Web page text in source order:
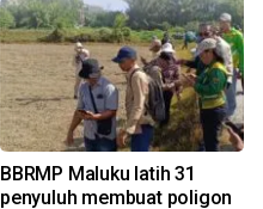
BBRMP Maluku latih 31
penyuluh membuat poligon